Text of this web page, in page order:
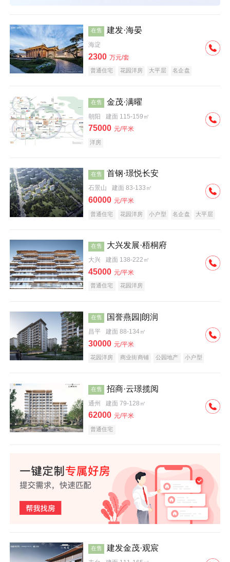
在售 建发·海晏
海淀
2300 万元/套
普通住宅 花园洋房 大平层
名企盘
在售 金茂·满曜
朝阳 建面 115-159㎡
75000 元/平米
洋房
在售 首钢·璟悦长安
石景山 建面 83-133㎡
60000 元/平米
普通住宅 花园洋房 小户型 名企盘 大平层
在售 大兴发展·梧桐府
大兴 建面 138-222㎡
45000 元/平米
普通住宅 花园洋房
在售 国誉燕园|朗润
昌平 建面 88-134㎡
30000 元/平米
花园洋房 商业街商铺 公园地产
小户型
在售 招商·云璟揽阅
通州 建面 79-128㎡
62000 元/平米
普通住宅
在售 建发金茂·观宸